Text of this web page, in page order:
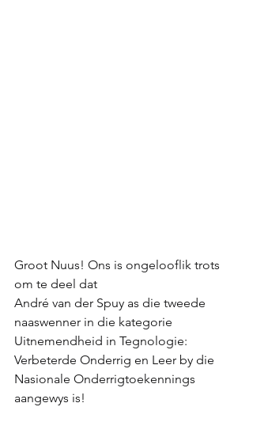
Groot Nuus! Ons is ongelooflik trots
om te deel dat
André van der Spuy as die tweede
naaswenner in die kategorie
Uitnemendheid in Tegnologie:
Verbeterde Onderrig en Leer by die
Nasionale Onderrigtoekennings
aangewys is!